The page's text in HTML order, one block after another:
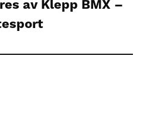
av Klepp BMX –